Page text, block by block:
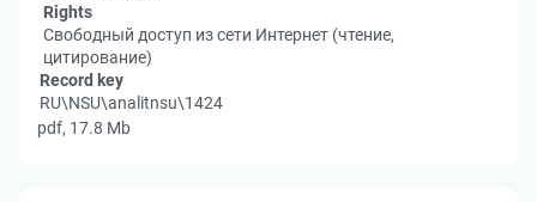
Rights
Свободный доступ из сети Интернет (чтение,
цитирование)
Record key
RU\NSU\analitnsu\1424
pdf, 17.8 Mb